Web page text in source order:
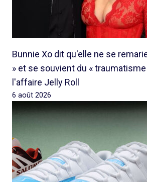
Bunnie Xo dit qu'elle ne se
» et se souvient du «
l'affaire Jelly Roll
6 août 2026